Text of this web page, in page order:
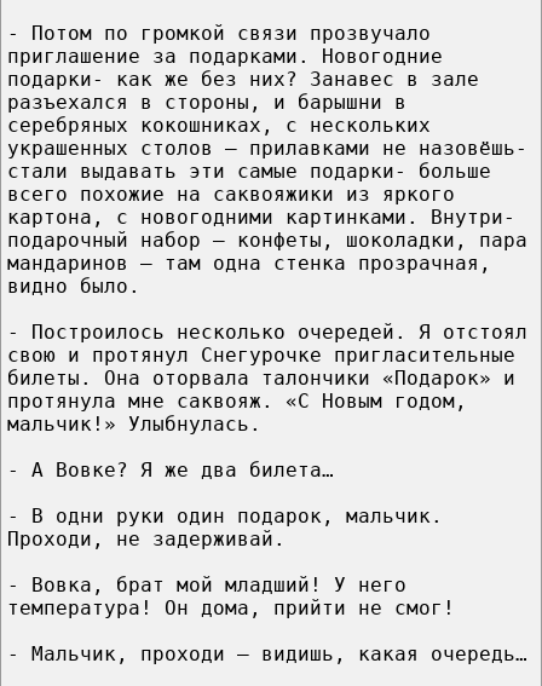
- Потом по громкой связи прозвучало
приглашение за подарками. Новогодние
подарки- как же без них? Занавес в зале
разъехался в стороны, и барышни в
серебряных кокошниках, с нескольких
украшенных столов – прилавками не назовёшь-
стали выдавать эти самые подарки- больше
всего похожие на саквояжики из яркого
картона, с новогодними картинками. Внутри-
подарочный набор – конфеты, шоколадки, пара
мандаринов – там одна стенка прозрачная,
видно было.
- Построилось несколько очередей. Я отстоял
свою и протянул Снегурочке пригласительные
билеты. Она оторвала талончики «Подарок» и
протянула мне саквояж. «С Новым годом,
мальчик!» Улыбнулась.
- А Вовке? Я же два билета…
- В одни руки один подарок, мальчик.
Проходи, не задерживай.
- Вовка, брат мой младший! У него
температура! Он дома, прийти не смог!
- Мальчик, проходи – видишь, какая очередь…